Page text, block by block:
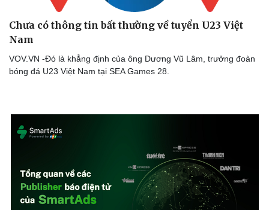
Doanh nghiệp
Thông tin doanh nghiệp
Công nghệ
Sành điệu
Chưa có thông tin bất thường về tuyển U23 Việt
Nam
VOV.VN -Đó là khẳng định của ông Dương Vũ Lâm, trưởng đoàn
bóng đá U23 Việt Nam tại SEA Games 28.